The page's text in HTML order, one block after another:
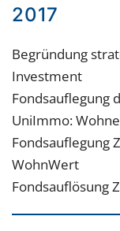
2017
Begründung
Investment
Fondsauflegung
UniImmo:
Fondsauflegung
WohnWert
Fondsauflösung